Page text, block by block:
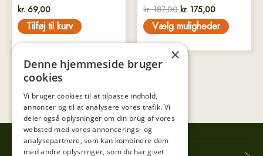
kr. 69,00
Tilføj til kurv
kr.187,00 kr. 175,00
Vælg muligheder
×
Denne hjemmeside bruger
cookies
Vi bruger cookies til at tilpasse indhold,
annoncer og til at analysere vores trafik. Vi
deler også oplysninger om din brug af vores
websted med vores annoncerings- og
analysepartnere, som kan kombinere dem
med andre oplysninger, som du har givet